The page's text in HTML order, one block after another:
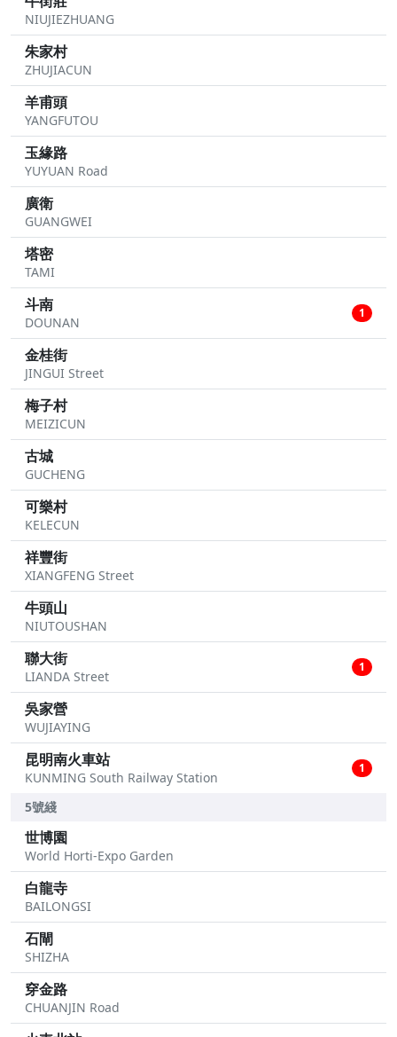
NIUJIEZHUANG
朱家村
ZHUJIACUN
羊甫頭
YANGFUTOU
玉緣路
YUYUAN Road
廣衛
GUANGWEI
塔密
TAMI
斗南
DOUNAN
1
金桂街
JINGUI Street
梅子村
MEIZICUN
古城
GUCHENG
可樂村
KELECUN
祥豐街
XIANGFENG Street
牛頭山
NIUTOUSHAN
聯大街
LIANDA Street
1
吳家營
WUJIAYING
昆明南火車站
KUNMING South Railway Station
1
5號綫
世博園
World Horti-Expo Garden
白龍寺
BAILONGSI
石閘
SHIZHA
穿金路
CHUANJIN Road